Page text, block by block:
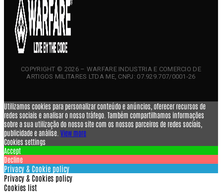
COPYRIGHT © 2026 – WARFARE INDUSTRIA E COMERCIO DE
ARTIGOS MILITARES LTDA ME, CNPJ: 07.929.707/0001-26
Utilizamos cookies para personalizar conteúdo e anúncios, oferecer recursos de
redes sociais e analisar o nosso tráfego. Também compartilhamos informações
sobre a sua utilização do nosso site com os nossos parceiros de redes sociais,
publicidade e análise. View more
Cookies settings
Accept
Decline
Privacy & Cookie policy
Privacy & Cookies policy
Cookies list